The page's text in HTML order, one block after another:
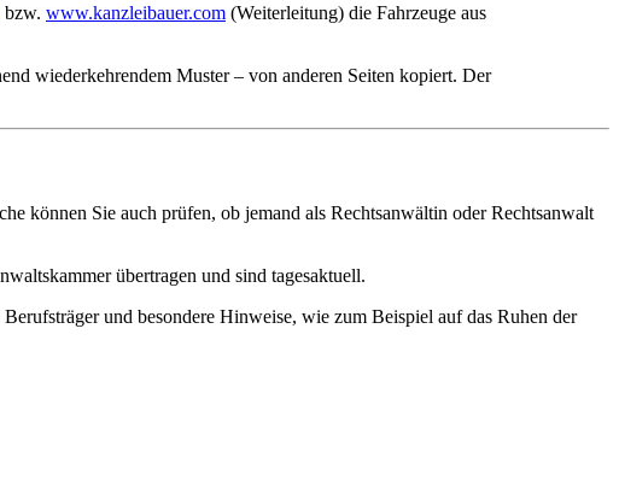
bzw. www.kanzleibauer.com (Weiterleitung) die Fahrzeuge aus
wiederkehrendem Muster – von anderen Seiten kopiert. Der
können Sie auch prüfen, ob jemand als Rechtsanwältin oder Rechtsanwalt
übertragen und sind tagesaktuell.
und besondere Hinweise, wie zum Beispiel auf das Ruhen der